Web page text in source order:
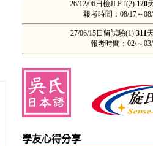
學友心得分享